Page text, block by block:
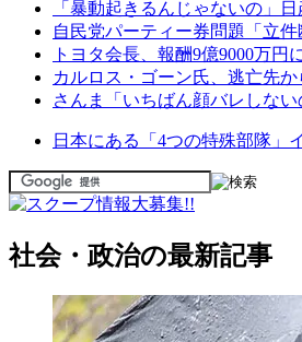
「暴動起きるんじゃないの」
自民党パーティー券問題「立
トヨタ会長、報酬9億9000万
カルロス・ゴーン氏、逃亡先
さんま「いちばん顔バレしな
日本にある「4つの特殊部隊」
社会・政治の最新記事